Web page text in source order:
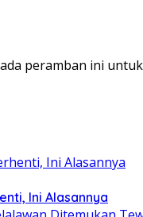
peramban ini
Ini Alasannya